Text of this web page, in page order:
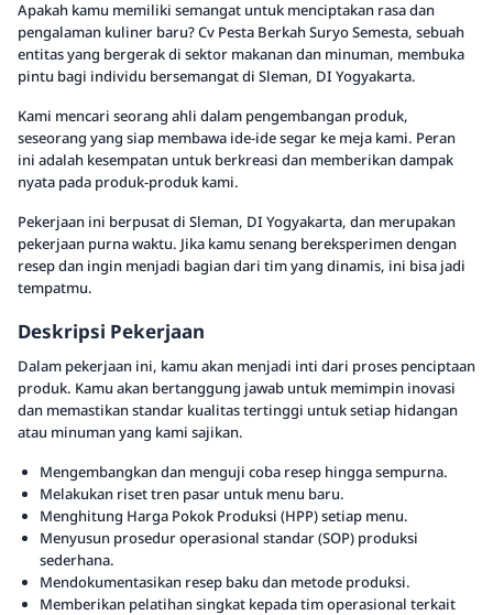
Apakah kamu memiliki semangat untuk menciptakan rasa dan
pengalaman kuliner baru? Cv Pesta Berkah Suryo Semesta, sebuah
entitas yang bergerak di sektor makanan dan minuman, membuka
pintu bagi individu bersemangat di Sleman, DI Yogyakarta.
Kami mencari seorang ahli dalam pengembangan produk,
seseorang yang siap membawa ide-ide segar ke meja kami. Peran
ini adalah kesempatan untuk berkreasi dan memberikan dampak
nyata pada produk-produk kami.
Pekerjaan ini berpusat di Sleman, DI Yogyakarta, dan merupakan
pekerjaan purna waktu. Jika kamu senang bereksperimen dengan
resep dan ingin menjadi bagian dari tim yang dinamis, ini bisa jadi
tempatmu.
Deskripsi Pekerjaan
Dalam pekerjaan ini, kamu akan menjadi inti dari proses penciptaan
produk. Kamu akan bertanggung jawab untuk memimpin inovasi
dan memastikan standar kualitas tertinggi untuk setiap hidangan
atau minuman yang kami sajikan.
Mengembangkan dan menguji coba resep hingga sempurna.
Melakukan riset tren pasar untuk menu baru.
Menghitung Harga Pokok Produksi (HPP) setiap menu.
Menyusun prosedur operasional standar (SOP) produksi
sederhana.
Mendokumentasikan resep baku dan metode produksi.
Memberikan pelatihan singkat kepada tim operasional terkait